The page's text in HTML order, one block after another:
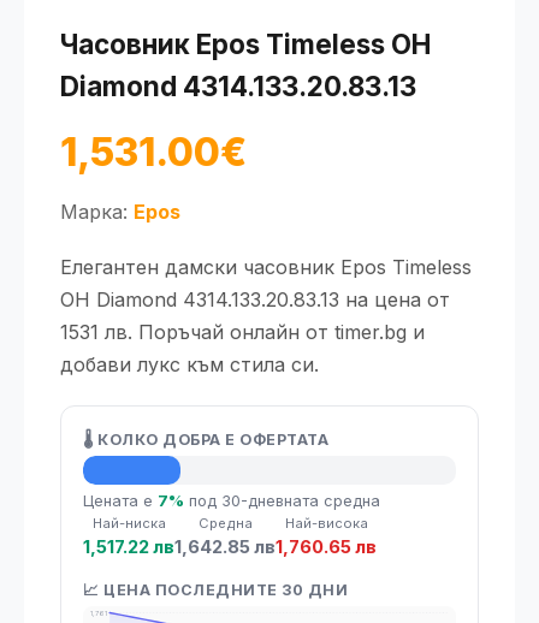
Часовник Epos Timeless OH
Diamond 4314.133.20.83.13
1,531.00€
Марка: Epos
Елегантен дамски часовник Epos Timeless
OH Diamond 4314.133.20.83.13 на цена от
1531 лв. Поръчай онлайн от timer.bg и
добави лукс към стила си.
🌡️ КОЛКО ДОБРА Е ОФЕРТАТА
💡 Средна цена
Цената е 7% под 30-дневната средна
Най-ниска
1,517.22 лв
Средна
1,642.85 лв
Най-висока
1,760.65 лв
📈 ЦЕНА ПОСЛЕДНИТЕ 30 ДНИ
1,761